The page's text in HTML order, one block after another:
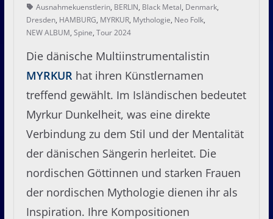
Ausnahmekuenstlerin, BERLIN, Black Metal, Denmark,
Dresden, HAMBURG, MYRKUR, Mythologie, Neo Folk,
NEW ALBUM, Spine, Tour 2024
Die dänische Multiinstrumentalistin
MYRKUR hat ihren Künstlernamen
treffend gewählt. Im Isländischen bedeutet
Myrkur Dunkelheit, was eine direkte
Verbindung zu dem Stil und der Mentalität
der dänischen Sängerin herleitet. Die
nordischen Göttinnen und starken Frauen
der nordischen Mythologie dienen ihr als
Inspiration. Ihre Kompositionen